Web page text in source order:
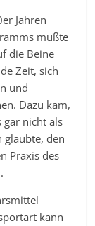
Jahren
mußte
die Beine
Zeit, sich
und
Dazu kam,
gar nicht als
glaubte, den
Praxis des
kann